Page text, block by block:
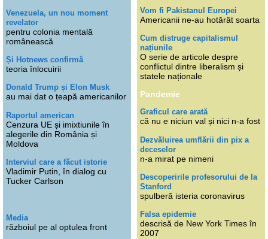
Venezuela, un nou moment
revelator
pentru colonia mentală
românească
Și Hotnews confirmă
teoria înlocuirii
Donald Trump și Elon Musk
au mai dat o țeapă americanilor
Raportul american
Cenzura UE și imixtiunile în
alegerile din România și
Moldova
Interviul care a făcut istorie
Vladimir Putin, în dialog cu
Tucker Carlson
Media
războiul pe al optulea front
Vom fi Pakistanul Europei
Americanii ne-au hotărât soarta
Cum distruge capitalismul
națiunile
O serie de articole despre
conflictul dintre liberalism și
statele naționale
Pandemie
Graficul care arată
că nu e niciun val și nici n-a fost
Dezvăluirea umflării din pix a
deceselor
n-a mirat pe nimeni
Descoperirile profesorului de la
Stanford
spulberă isteria coronavirus
Falsa epidemie
descrisă de New York Times în
2007